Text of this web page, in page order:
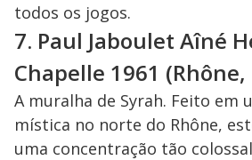
todos os jogos.
7. Paul Jaboulet Aîné
Chapelle 1961 (Rhône,
A muralha de Syrah. Feito em
mística no norte do Rhône,
uma concentração tão